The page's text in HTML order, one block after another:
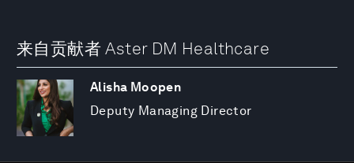
来自贡献者 Aster DM Healthcare
Alisha Moopen
Deputy Managing Director